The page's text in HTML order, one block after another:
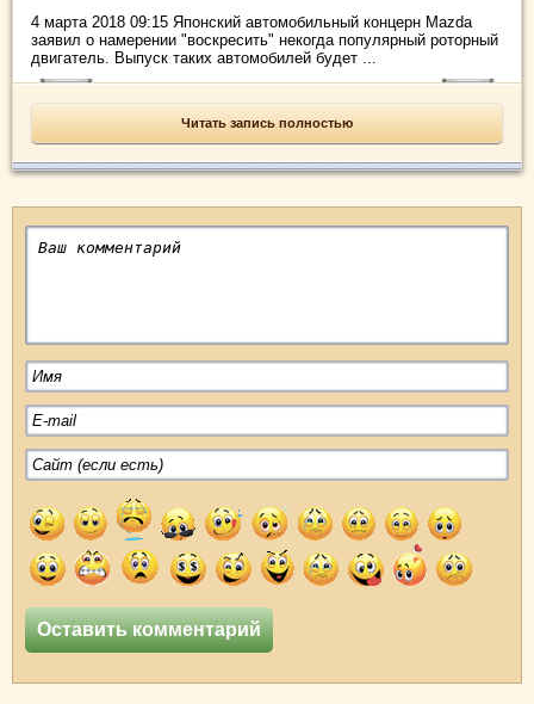
4 марта 2018 09:15 Японский автомобильный концерн Mazda
заявил о намерении "воскресить" некогда популярный роторный
двигатель. Выпуск таких автомобилей будет ...
Читать запись полностью